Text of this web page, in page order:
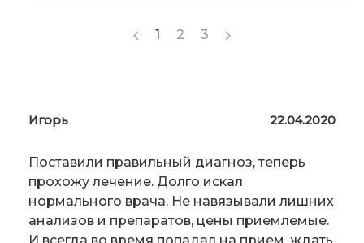
1 2 3
Игорь 22.04.2020
Поставили правильный диагноз, теперь
прохожу лечение. Долго искал
нормального врача. Не навязывали лишних
анализов и препаратов, цены приемлемые.